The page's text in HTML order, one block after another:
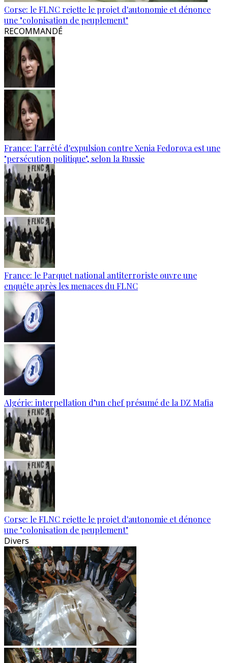
Corse: le FLNC rejette le projet d'autonomie et dénonce
une "colonisation de peuplement"
RECOMMANDÉ
France: l'arrêté d'expulsion contre Xenia Fedorova est une
"persécution politique", selon la Russie
France: le Parquet national antiterroriste ouvre une
enquête après les menaces du FLNC
Algérie: interpellation d’un chef présumé de la DZ Mafia
Corse: le FLNC rejette le projet d'autonomie et dénonce
une "colonisation de peuplement"
Divers